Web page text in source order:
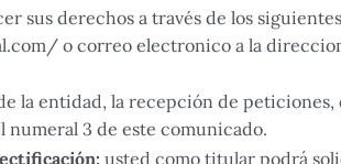
sus derechos a través de los
o correo electronico a la
la entidad, la recepción de peticiones,
numeral 3 de este comunicado.
usted como titular podrá